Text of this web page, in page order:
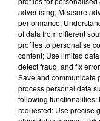
conducteurs eux-
usagers de la
extrême pourrait
irresponsables.
Contrairement à
allemandes ne
70 % du réseau,
disposent pas de
advertising; Measure
performance;
of data from different
profiles to personalise
content; Use limited
detect fraud, and fix
Save and communicate
process personal data
following functionalities:
requested; Use precise